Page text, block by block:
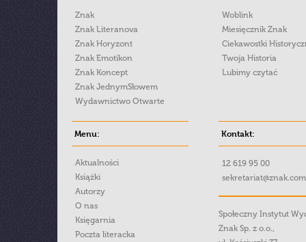
Znak
Znak Literanova
Znak Horyzont
Znak Emotikon
Znak Koncept
Znak JednymSłowem
Wydawnictwo Otwarte
Woblink
Miesięcznik Znak
Ciekawostki
Twoja Historia
Lubimy czytać
Menu:
Aktualności
Książki
Autorzy
O nas
Księgarnia
Poczta literacka
Kontakt:
12 619 95 00
Społeczny Instytut
Znak Sp. z o.o.,